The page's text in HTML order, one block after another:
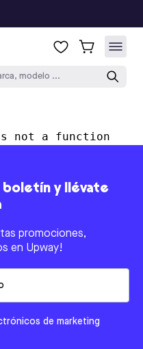
modelo ...
not a function
boletín y llévate
promociones,
en Upway!
de marketing